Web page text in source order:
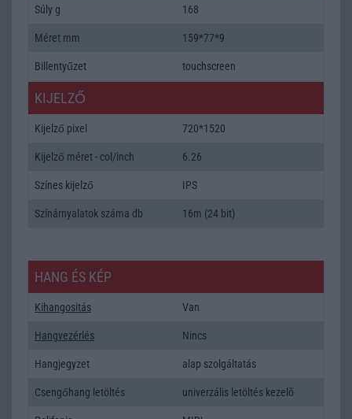
Súly g 168
Méret mm 159*77*9
Billentyűzet touchscreen
KIJELZŐ
Kijelző pixel 720*1520
Kijelző méret - col/inch 6.26
Színes kijelző IPS
Színárnyalatok száma db 16m (24 bit)
HANG ÉS KÉP
Kihangositás Van
Hangvezérlés Nincs
Hangjegyzet alap szolgáltatás
Csengőhang letöltés univerzális letöltés kezelõ